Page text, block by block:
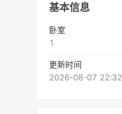
基本信息
卧室
1
更新时间
2026-08-07 22:32